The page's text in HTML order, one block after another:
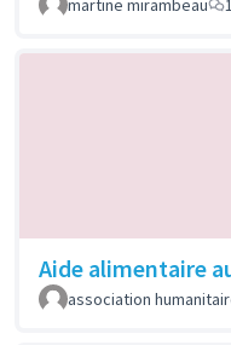
martine mirambeau 1
Aide alimentaire
association